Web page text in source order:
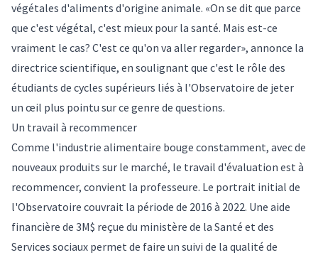
végétales d'aliments d'origine animale. «On se dit que parce
que c'est végétal, c'est mieux pour la santé. Mais est-ce
vraiment le cas? C'est ce qu'on va aller regarder», annonce la
directrice scientifique, en soulignant que c'est le rôle des
étudiants de cycles supérieurs liés à l'Observatoire de jeter
un œil plus pointu sur ce genre de questions.
Un travail à recommencer
Comme l'industrie alimentaire bouge constamment, avec de
nouveaux produits sur le marché, le travail d'évaluation est à
recommencer, convient la professeure. Le portrait initial de
l'Observatoire couvrait la période de 2016 à 2022. Une aide
financière de 3M$ reçue du ministère de la Santé et des
Services sociaux permet de faire un suivi de la qualité de